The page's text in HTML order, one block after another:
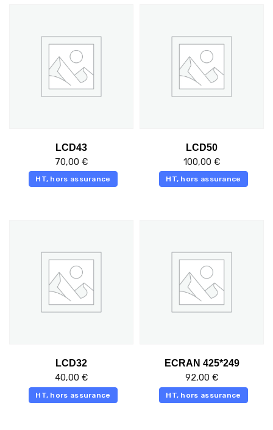
LCD43
70,00 €
HT, hors assurance
LCD50
100,00 €
HT, hors assurance
LCD32
40,00 €
HT, hors assurance
ECRAN 425*249
92,00 €
HT, hors assurance